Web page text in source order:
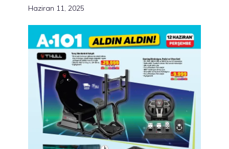
Haziran 11, 2025